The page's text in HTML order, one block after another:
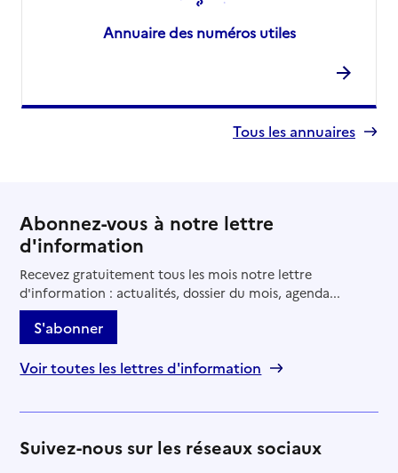
Annuaire des numéros utiles
Tous les annuaires
Abonnez-vous à notre lettre
d'information
Recevez gratuitement tous les mois notre lettre
d'information : actualités, dossier du mois, agenda...
S'abonner
Voir toutes les lettres d'information
Suivez-nous sur les réseaux sociaux